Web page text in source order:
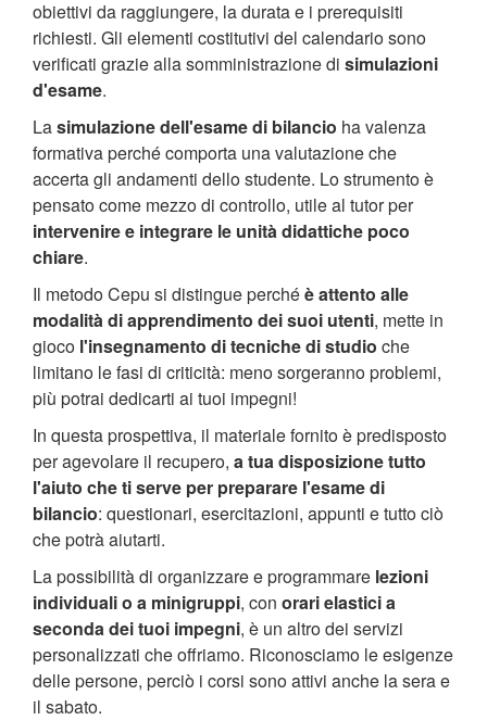
obiettivi da raggiungere, la durata e i prerequisiti
richiesti. Gli elementi costitutivi del calendario sono
verificati grazie alla somministrazione di simulazioni
d'esame.
Lasimulazione dell'esame di bilancio ha valenza
formativa perché comporta una valutazione che
accerta gli andamenti dello studente. Lo strumento è
pensato come mezzo di controllo, utile al tutor per
intervenire e integrare le unità didattiche poco
chiare.
Il metodo Cepu si distingue perchéè attento alle
modalità di apprendimento dei suoi utenti, mette in
gioco l'insegnamento di tecniche di studio che
limitano le fasi di criticità: meno sorgeranno problemi,
più potrai dedicarti ai tuoi impegni!
In questa prospettiva, il materiale fornito è predisposto
per agevolare il recupero, a tua disposizione tutto
l'aiuto che ti serve per preparare l'esame di
bilancio: questionari, esercitazioni, appunti e tutto ciò
che potrà aiutarti.
La possibilità di organizzare e programmare lezioni
individuali o a minigruppi, con orari elastici a
seconda dei tuoi impegni, è un altro dei servizi
personalizzati che offriamo. Riconosciamo le esigenze
delle persone, perciò i corsi sono attivi anche la sera e
il sabato.